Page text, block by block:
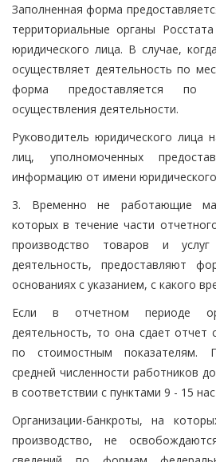
Заполненная форма
территориальные органы
юридического лица. В случае,
осуществляет деятельность по
форма предоставляется по
осуществления деятельности.
Руководитель юридического лица
лиц, уполномоченных
информацию от имени
3. Временно не работающие
которых в течение части
производство товаров и услуг
деятельность, предоставляют
основаниях с указанием, с какого
Если в отчетном периоде
деятельность, то она сдает отчет
по стоимостным показателям.
средней численности работников
в соответствии с пунктами 9 - 15
Организации-банкроты, на
производство, не